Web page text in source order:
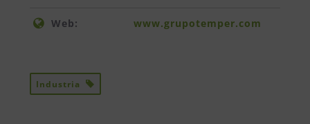
Web: www.grupotemper.com
Industria